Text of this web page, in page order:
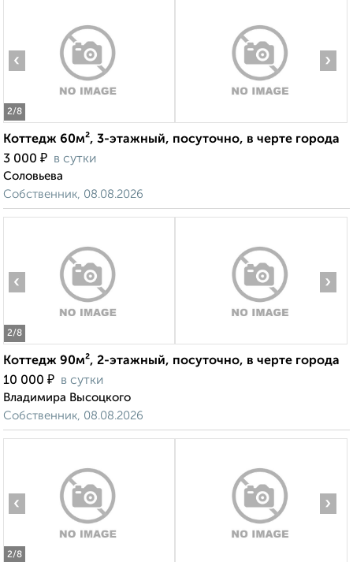
2/8
‹ ›
Коттедж 60м², 3-этажный, посуточно, в черте города
3 000 ₽ в сутки
Соловьева
Собственник, 08.08.2026
2/8
‹ ›
Коттедж 90м², 2-этажный, посуточно, в черте города
10 000 ₽ в сутки
Владимира Высоцкого
Собственник, 08.08.2026
2/8
‹ ›